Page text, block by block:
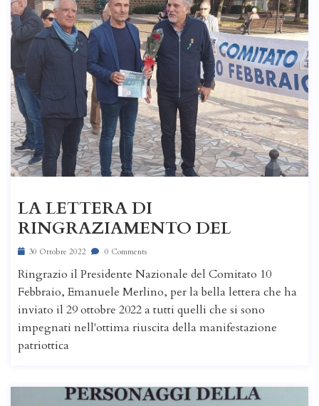
LA LETTERA DI
RINGRAZIAMENTO DEL
30 Ottobre 2022 0 Comments
Ringrazio il Presidente Nazionale del Comitato 10
Febbraio, Emanuele Merlino, per la bella lettera che ha
inviato il 29 ottobre 2022 a tutti quelli che si sono
impegnati nell'ottima riuscita della manifestazione
patriottica